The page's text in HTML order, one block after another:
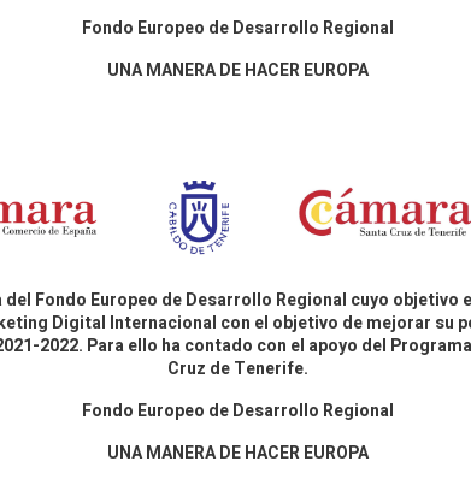
Fondo Europeo de Desarrollo Regional
UNA MANERA DE HACER EUROPA
del Fondo Europeo de Desarrollo Regional cuyo
Digital Internacional con el objetivo de mejorar
2022. Para ello ha contado con el apoyo del
Cruz de Tenerife.
Fondo Europeo de Desarrollo Regional
UNA MANERA DE HACER EUROPA